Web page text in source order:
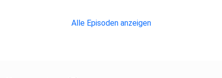
Alle Episoden anzeigen